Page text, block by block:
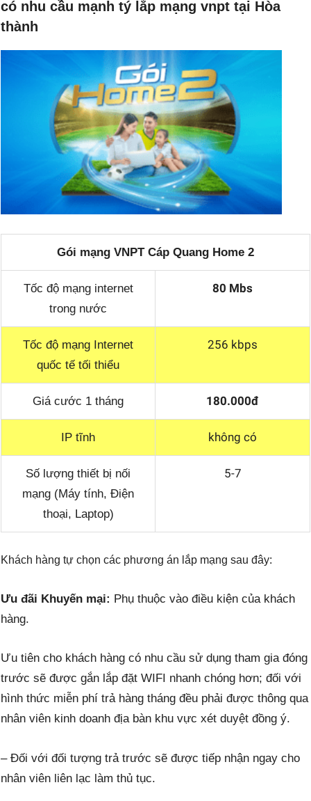
có nhu cầu mạnh tý lắp mạng vnpt tại Hòa
thành
Gói mạng VNPT Cáp Quang Home 2
Tốc độ mạng internet
trong nước
80 Mbs
Tốc độ mạng Internet
quốc tế tối thiểu
256 kbps
Giá cước 1 tháng 180.000đ
IP tĩnh không có
Số lượng thiết bị nối
mạng (Máy tính, Điện
thoại, Laptop)
5-7
Khách hàng tự chọn các phương án lắp mạng sau đây:
Ưu đãi Khuyến mại: Phụ thuộc vào điều kiện của khách
hàng.
Ưu tiên cho khách hàng có nhu cầu sử dụng tham gia đóng
trước sẽ được gắn lắp đặt WIFI nhanh chóng hơn; đối với
hình thức miễn phí trả hàng tháng đều phải được thông qua
nhân viên kinh doanh địa bàn khu vực xét duyệt đồng ý.
– Đối với đối tượng trả trước sẽ được tiếp nhận ngay cho
nhân viên liên lạc làm thủ tục.